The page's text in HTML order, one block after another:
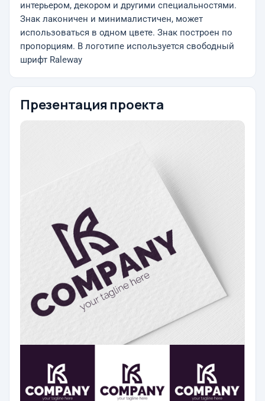
интерьером, декором и другими специальностями.
Знак лаконичен и минималистичен, может
использоваться в одном цвете. Знак построен по
пропорциям. В логотипе используется свободный
шрифт Raleway
Презентация проекта